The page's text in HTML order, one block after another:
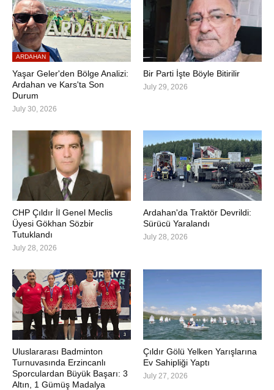
ARDAHAN
Yaşar Geler'den Bölge Analizi:
Ardahan ve Kars'ta Son
Durum
July 30, 2026
Bir Parti İşte Böyle Bitirilir
July 29, 2026
CHP Çıldır İl Genel Meclis
Üyesi Gökhan Sözbir
Tutuklandı
July 28, 2026
Ardahan'da Traktör Devrildi:
Sürücü Yaralandı
July 28, 2026
Uluslararası Badminton
Turnuvasında Erzincanlı
Sporculardan Büyük Başarı: 3
Altın, 1 Gümüş Madalya
Çıldır Gölü Yelken Yarışlarına
Ev Sahipliği Yaptı
July 27, 2026